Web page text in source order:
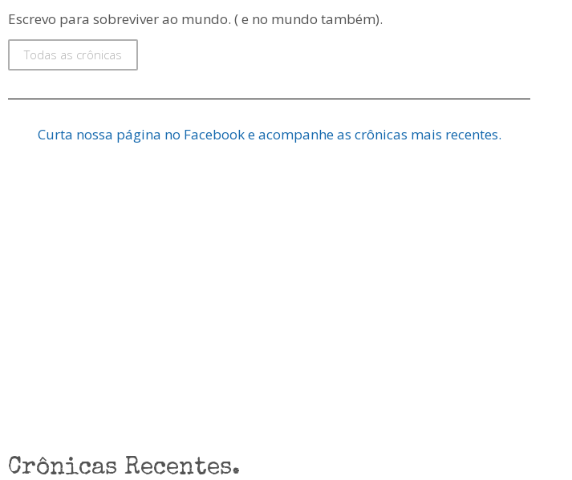
Escrevo para sobreviver ao mundo. ( e no mundo também).
Todas as crônicas
Curta nossa página no Facebook e acompanhe as crônicas mais recentes.
Crônicas Recentes.